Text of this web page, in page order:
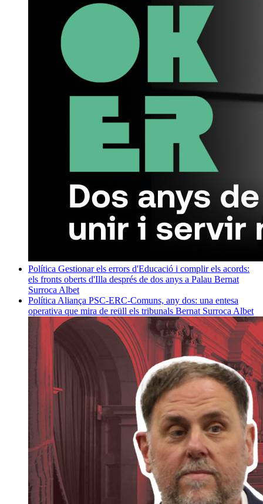
Política Gestionar els errors d'Educació i complir els acords:
els fronts oberts d'Illa després de dos anys a Palau Bernat
Surroca Albet
Política Aliança PSC-ERC-Comuns, any dos: una entesa
operativa que mira de reüll els tribunals Bernat Surroca Albet